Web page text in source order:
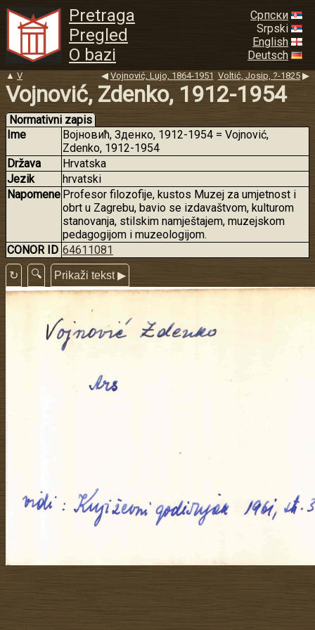
Pretraga
Pregled
O bazi
Српски
Srpski
English
Deutsch
▲ V ◀ Vojnović, Lujo, 1864-1951 Voltić, Josip, ?-1825 ▶
Vojnović, Zdenko, 1912-1954
Normativni zapis
Ime
Војновић, Зденко, 1912-1954 = Vojnović,
Zdenko, 1912-1954
Država
Hrvatska
Jezik
hrvatski
Napomene Profesor filozofije, kustos Muzej za umjetnost i
obrt u Zagrebu, bavio se izdavaštvom, kulturom
stanovanja, stilskim namještajem, muzejskom
pedagogijom i muzeologijom.
CONOR ID 64611081